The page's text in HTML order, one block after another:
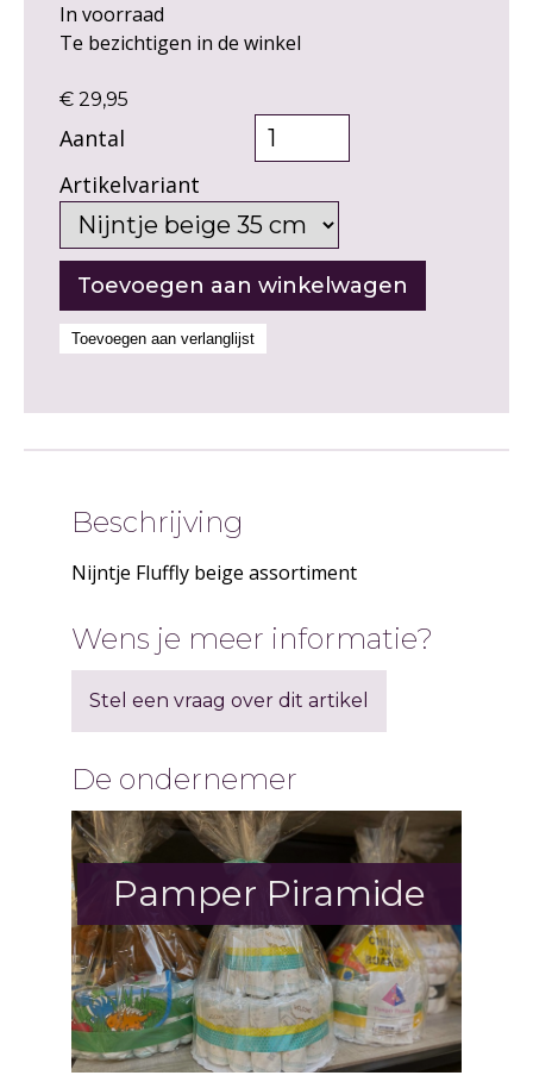
In voorraad
Te bezichtigen in de winkel
€ 29,95
Aantal
Artikelvariant
Beschrijving
Nijntje Fluffly beige assortiment
Wens je meer informatie?
Stel een vraag over dit artikel
De ondernemer
Pamper Piramide